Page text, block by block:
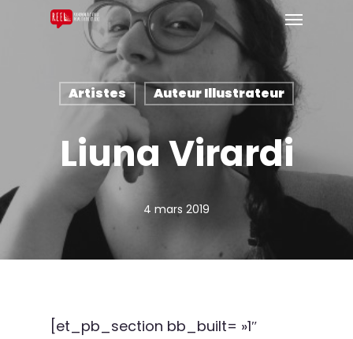
Artistes Auteur Illustrateur
Liuna Virardi
4 mars 2019
[et_pb_section bb_built= »1″